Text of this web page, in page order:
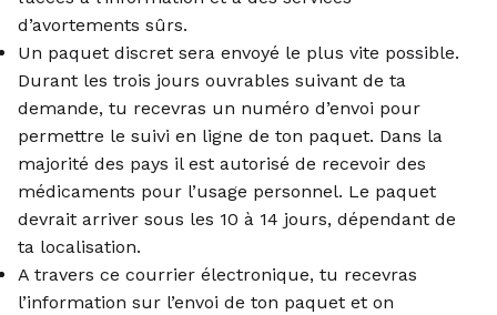
d’avortements sûrs.
Un paquet discret sera envoyé le plus vite possible.
Durant les trois jours ouvrables suivant de ta
demande, tu recevras un numéro d’envoi pour
permettre le suivi en ligne de ton paquet. Dans la
majorité des pays il est autorisé de recevoir des
médicaments pour l’usage personnel. Le paquet
devrait arriver sous les 10 à 14 jours, dépendant de
ta localisation.
A travers ce courrier électronique, tu recevras
l’information sur l’envoi de ton paquet et on